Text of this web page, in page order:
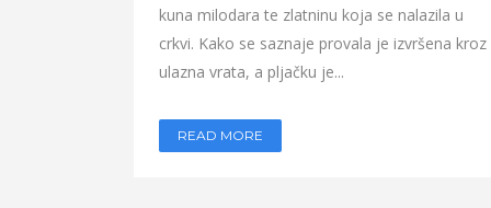
kuna milodara te zlatninu koja se nalazila u
crkvi. Kako se saznaje provala je izvršena kroz
ulazna vrata, a pljačku je...
READ MORE